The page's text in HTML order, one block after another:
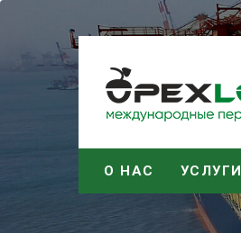
О НАС УСЛУГИ